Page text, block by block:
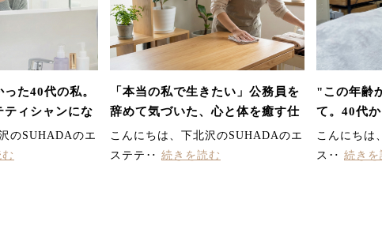
た40代の私。
ティシャンにな
一生モノの美と
のSUHADAのエ
「本当の私で生きたい」公務員を
辞めて気づいた、心と体を癒す仕
事の価値とは？
こんにちは、下北沢のSUHADAのエ
ステテ‥ 続きを読む
"この年齢
て。40代
ビューを
こんにちは
ス‥ 続きを